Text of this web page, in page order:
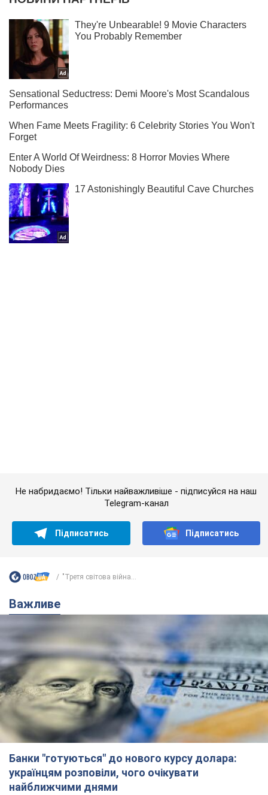
Банки "готуються" до нового курсу долара:
українцям розповіли, чого очікувати
Яким буде курс валюти в обмінниках
Українцям обіцяють по 850 грн від
мобільних операторів: що не так з
цими повідомленнями
Як не потрапити в пастку шахраїв
6.08.2026 21:02 17,0 т.
Найдорожчий футболіст "Динамо"
забив "Карабаху" вже на 10-й хвилині
матчу. Відео
Поєдинок відбувається в Польщі